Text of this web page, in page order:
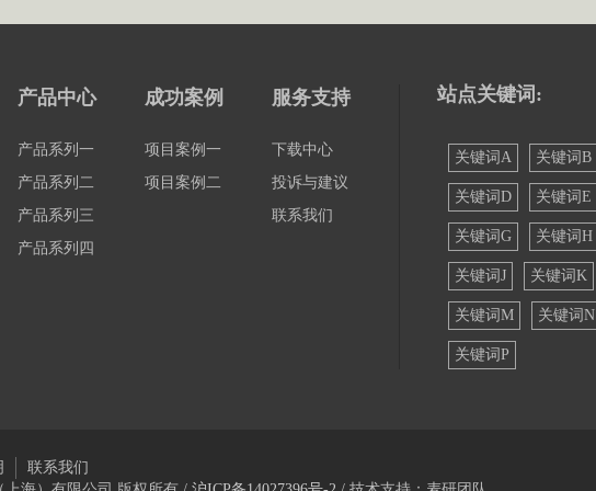
产品中心
产品系列一
产品系列二
产品系列三
产品系列四
成功案例
项目案例一
项目案例二
服务支持
下载中心
投诉与建议
联系我们
站点关键词:
关键词A 关键词B
关键词D 关键词E
关键词G 关键词H
关键词J 关键词K
关键词M 关键词N
关键词P
联系我们